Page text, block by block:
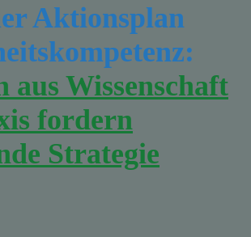
Aktionsplan
aus Wissenschaft
fordern
Strategie